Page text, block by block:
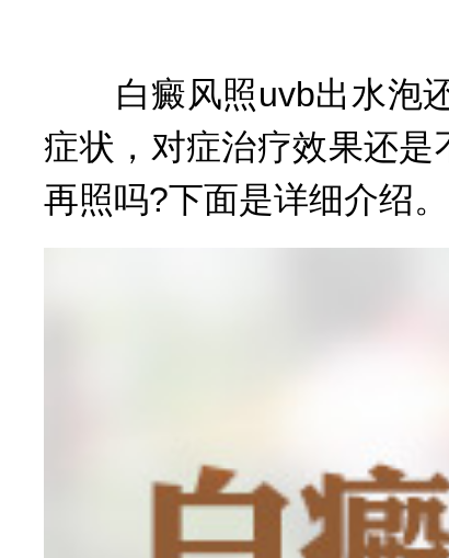
白癜风照uvb出水泡还
症状，对症治疗效果还
再照吗?下面是详细介绍。